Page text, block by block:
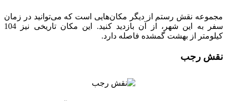
مجموعه نقش رستم از دیگر مکان‌هایی است که می‌توانید در زمان
سفر به این شهر، از آن بازدید کنید. این مکان تاریخی نیز 104
کیلومتر از بهشت گمشده فاصله دارد.
نقش رجب